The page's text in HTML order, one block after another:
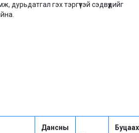
дурьдатгал гэх тэргүүтэй сэдвүүдийг
Дансны
Буцаах